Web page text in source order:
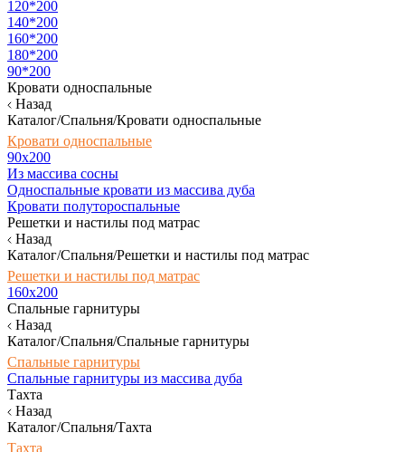
120*200
140*200
160*200
180*200
90*200
Кровати односпальные
Назад
Каталог/Спальня/Кровати односпальные
Кровати односпальные
90х200
Из массива сосны
Односпальные кровати из массива дуба
Кровати полутороспальные
Решетки и настилы под матрас
Назад
Каталог/Спальня/Решетки и настилы под матрас
Решетки и настилы под матрас
160х200
Спальные гарнитуры
Назад
Каталог/Спальня/Спальные гарнитуры
Спальные гарнитуры
Спальные гарнитуры из массива дуба
Тахта
Назад
Каталог/Спальня/Тахта
Тахта